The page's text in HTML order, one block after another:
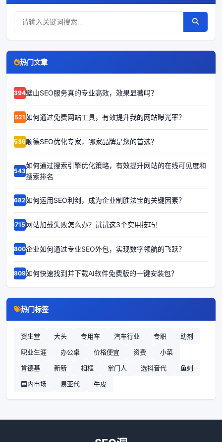
热门文章
63949壁山SEO服务真的专业高效，效果显著吗？
65214如何通过免费网站工具，有效提升我的网站曝光率？
65392顺德SEO优化专家，哪家品牌是您的首选？
65435
如何通过搜索引擎优化策略，有效提升网站的在线可见度和
搜索排名
66823如何运用SEO利剑，成为企业制胜法宝的关键因素？
67159网站加载失败怎么办？试试这3个实用技巧！
68002企业如何通过专业SEO外包，实现数字领航的飞跃？
68090如何快速找到并下载AI软件免费版的一键安装包？
热门标签
资生堂 大头 专用车 汽车行业 专职
助剂
职业生涯
办公桌 价格便宜 资费
小菜
肯德基
新新 相框 掌门人 选抖音代
鱼刺
国内市场
易亚代 牛皮